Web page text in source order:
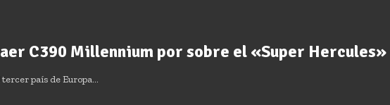
C390 Millennium por sobre el «Super Hercules»
país de Europa…